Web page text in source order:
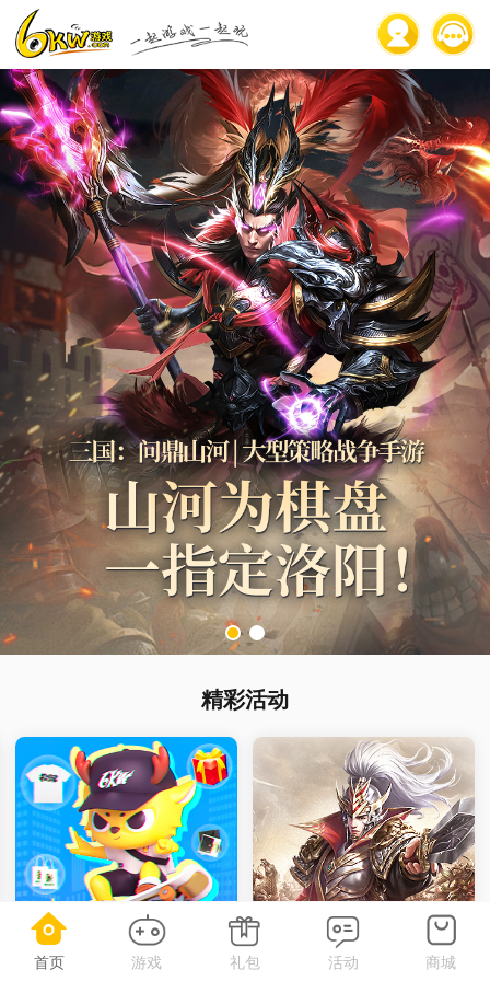
精彩活动
首页 游戏 礼包 活动 商城